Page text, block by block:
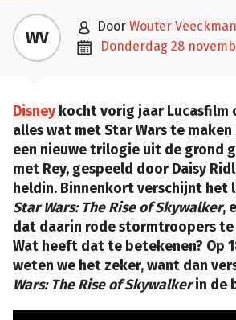
WV  door Wouter
 donderdag 28
Disney kocht vorig jaar Lucasfilm
alles wat met Star Wars te maken
een nieuwe trilogie uit de grond
met Rey, gespeeld door Daisy
heldin. Binnenkort verschijnt het
Star Wars: The Rise of Skywalker,
dat daarin rode stormtroopers te
Wat heeft dat te betekenen? Op
weten we het zeker, want dan
Wars: The Rise of Skywalkerin de